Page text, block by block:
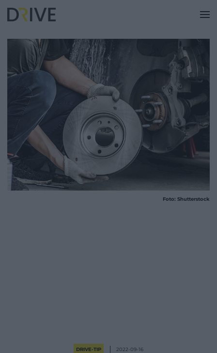
Foto: Shutterstock
DRIVE-TIP 2022-09-16